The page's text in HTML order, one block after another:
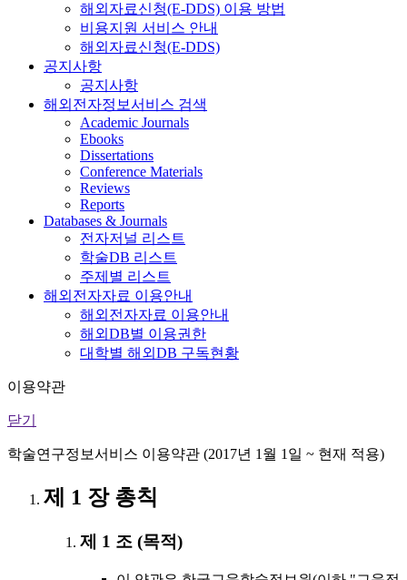
해외자료신청(E-DDS) 이용 방법
비용지원 서비스 안내
해외자료신청(E-DDS)
공지사항
공지사항
해외전자정보서비스 검색
Academic Journals
Ebooks
Dissertations
Conference Materials
Reviews
Reports
Databases & Journals
전자저널 리스트
학술DB 리스트
주제별 리스트
해외전자자료 이용안내
해외전자자료 이용안내
해외DB별 이용권한
대학별 해외DB 구독현황
이용약관
닫기
학술연구정보서비스 이용약관 (2017년 1월 1일 ~ 현재 적용)
제 1 장 총칙
제 1 조 (목적)